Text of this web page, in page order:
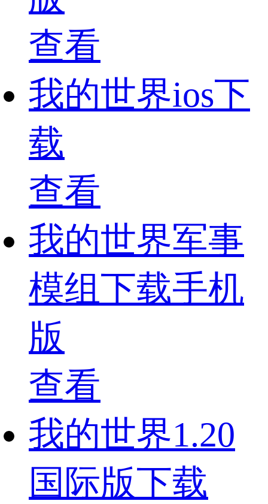
查看
我的世界ios下
载
查看
我的世界军事
模组下载手机
版
查看
我的世界1.20
国际版下载